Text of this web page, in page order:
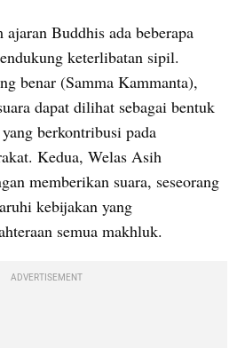
Buddhis ada beberapa
keterlibatan sipil.
benar (Samma Kammanta),
dapat dilihat sebagai bentuk
berkontribusi pada
Kedua, Welas Asih
memberikan suara, seseorang
kebijakan yang
semua makhluk.
ADVERTISEMENT